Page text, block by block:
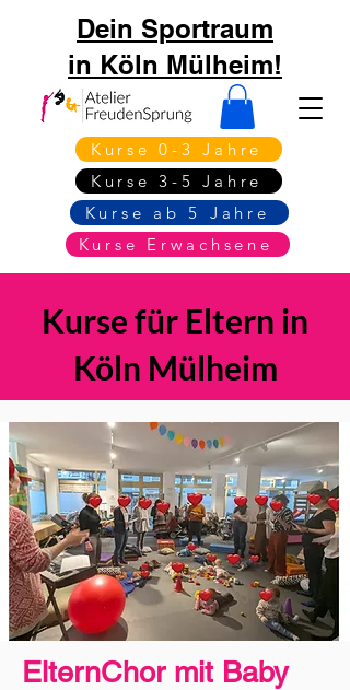
Kurse 0-3 Jahre
Kurse 3-5 Jahre
Kurse Erwachsene
Kurse ab 5 Jahre
Dein Sportraum
in Köln Mülheim!
Kurse für Eltern in
Köln Mülheim
ElternChor mit Baby